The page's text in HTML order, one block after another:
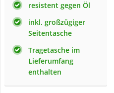
resistent gegen Öl
inkl. großzügiger
Seitentasche
Tragetasche im
Lieferumfang
enthalten